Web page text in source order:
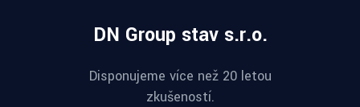
DN Group stav s.r.o.
Disponujeme více než 20 letou
zkušeností.